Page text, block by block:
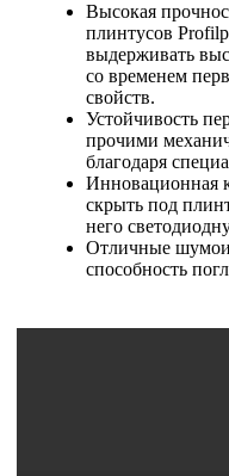
Высокая
плинтусов
выдерживать
со временем
свойств.
Устойчивость
прочими
благодаря
Инновационная
скрыть под
него
Отличные
способность